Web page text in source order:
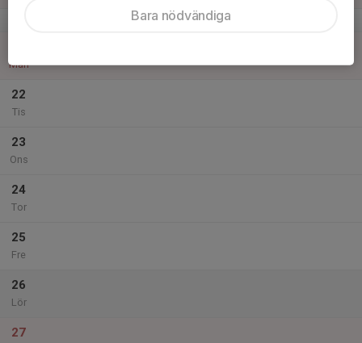
v.17
Mån
22
Tis
23
Ons
24
Tor
25
Fre
26
Lör
27
Bara nödvändiga